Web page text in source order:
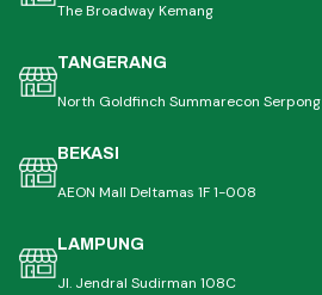
The Broadway Kemang
TANGERANG
North Goldfinch Summarecon Serpong
BEKASI
AEON Mall Deltamas 1F 1-008
LAMPUNG
Jl. Jendral Sudirman 108C